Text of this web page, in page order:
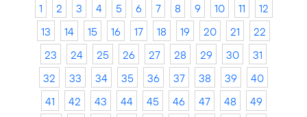
1 2 3 4 5 6 7 8 9 10 11
12
13
14 15 16 17 18 19 20 21
22
23
24 25 26 27 28 29 30
31
32
33 34 35 36 37 38 39
40
41
42 43 44 45 46 47 48
49